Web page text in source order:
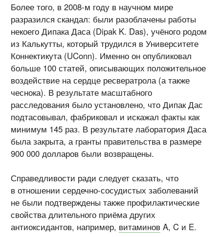
Более того, в 2008-м году в научном мире
разразился скандал: были разоблачены работы
некоего Дипака Даса (Dipak K. Das), учёного родом
из Калькутты, который трудился в Университете
Коннектикута (UConn). Именно он опубликовал
больше 100 статей, описывающих положительное
воздействие на сердце ресвератрола (а также
чеснока). В результате масштабного
расследования было установлено, что Дипак Дас
подтасовывал, фабриковал и искажал факты как
минимум 145 раз. В результате лаборатория Даса
была закрыта, а гранты правительства в размере
900 000 долларов были возвращены.
Справедливости ради следует сказать, что
в отношении сердечно-сосудистых заболеваний
не были подтверждены также профилактические
свойства длительного приёма других
антиоксидантов, например, витаминов A, C и E.